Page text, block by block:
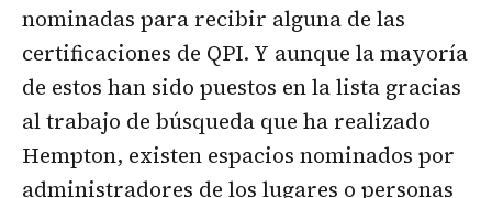
nominadas para recibir alguna de las
certificaciones de QPI. Y aunque la mayoría
de estos han sido puestos en la lista gracias
al trabajo de búsqueda que ha realizado
Hempton, existen espacios nominados por
administradores de los lugares o personas